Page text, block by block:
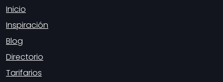
Inicio
Inspiración
Blog
Directorio
Tarifarios